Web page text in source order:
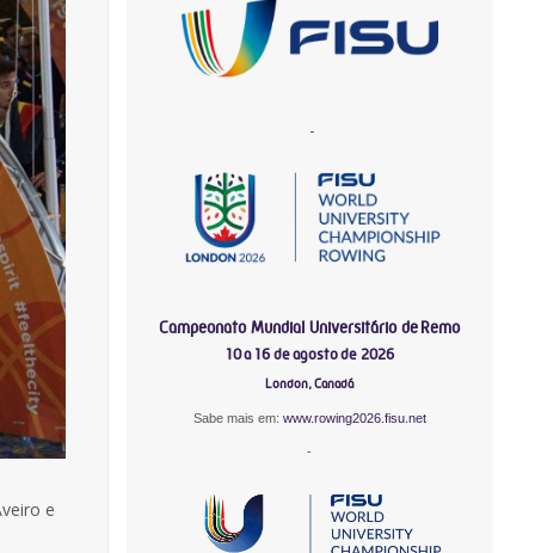
e
-
Campeonato Mundial Universitário de Remo
10 a 16 de agosto de 2026
London, Canadá
Sabe mais em: www.rowing2026.fisu.net
-